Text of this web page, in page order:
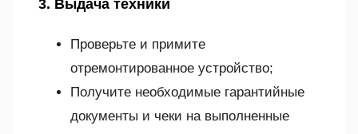
3. Выдача техники
Проверьте и примите
отремонтированное устройство;
Получите необходимые гарантийные
документы и чеки на выполненные